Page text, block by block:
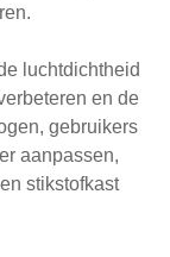
luchtdichtheid
en de
gebruikers
aanpassen,
stikstofkast